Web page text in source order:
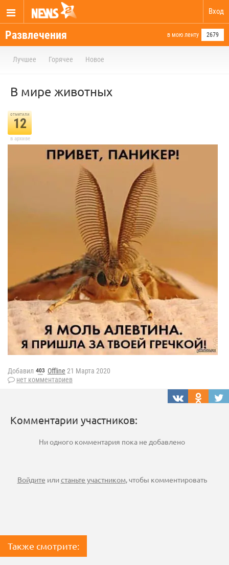
Вход
Развлечения в мою ленту 2679
Лучшее Горячее Новое
В мире животных
отметили
12
в архиве
Добавил Offline 21 Марта 2020
нет комментариев
Комментарии участников:
Ни одного комментария пока не добавлено
Войдите илистаньте участником, чтобы комментировать
Также смотрите: